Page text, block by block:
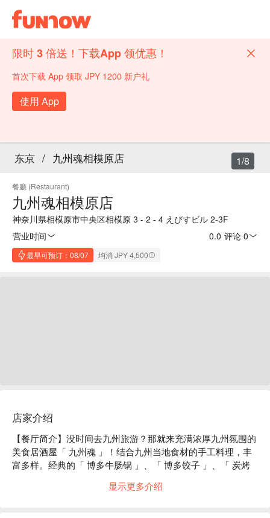
限时 3 倍送！下载App 领优惠！
首次下载 App 领取 JPY 1200 新户礼
使用 App
东京 / 九州魂相模原店
餐廳 (Restaurant)
九州魂相模原店
神奈川県相模原市中央区相模原 3 - 2 - 4 えびすビル 2-3F
营业时间
0.0 评论 0
最早可预订：08/07 均消 JPY 4,500
1/8
店家介绍
【餐厅简介】没时间去九州旅游？那就来充满浓厚九州氛围的
美食居酒屋「 九州魂 」！结合九州当地食材的手工料理，丰
富多样。经典的「 博多牛肠锅 」、「 博多饺子 」、「 炭烤
显示更多介绍